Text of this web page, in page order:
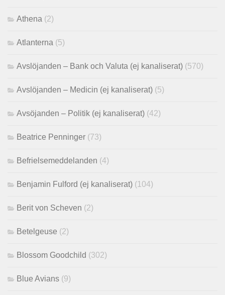
Athena (2)
Atlanterna (5)
Avslöjanden – Bank och Valuta (ej kanaliserat) (570)
Avslöjanden – Medicin (ej kanaliserat) (5)
Avsöjanden – Politik (ej kanaliserat) (42)
Beatrice Penninger (73)
Befrielsemeddelanden (4)
Benjamin Fulford (ej kanaliserat) (104)
Berit von Scheven (2)
Betelgeuse (2)
Blossom Goodchild (302)
Blue Avians (9)